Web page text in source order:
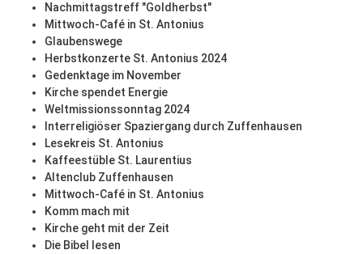
Nachmittagstreff "Goldherbst"
Mittwoch-Café in St. Antonius
Glaubenswege
Herbstkonzerte St. Antonius 2024
Gedenktage im November
Kirche spendet Energie
Weltmissionssonntag 2024
Interreligiöser Spaziergang durch Zuffenhausen
Lesekreis St. Antonius
Kaffeestüble St. Laurentius
Altenclub Zuffenhausen
Mittwoch-Café in St. Antonius
Komm mach mit
Kirche geht mit der Zeit
Die Bibel lesen